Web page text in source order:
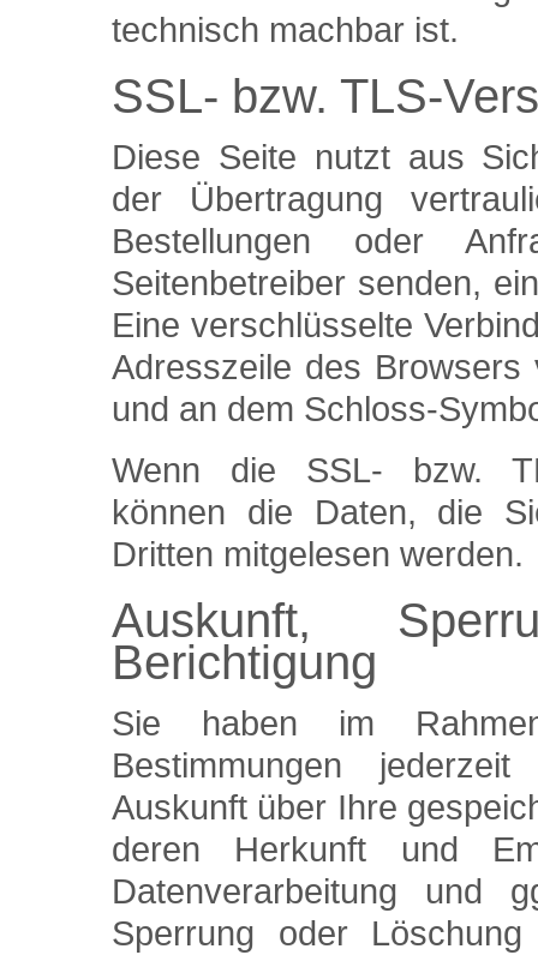
technisch machbar ist.
SSL- bzw. TLS-
Diese Seite nutzt aus
der Übertragung
Bestellungen oder
Seitenbetreiber senden,
Eine verschlüsselte
Adresszeile des Browsers
und an dem Schloss-
Wenn die SSL- bzw.
können die Daten, die
Dritten mitgelesen werden.
Auskunft,
Berichtigung
Sie haben im
Bestimmungen
Auskunft über Ihre
deren Herkunft und
Datenverarbeitung und
Sperrung oder